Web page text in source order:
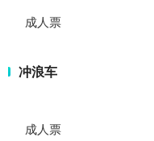
成人票
冲浪车
成人票